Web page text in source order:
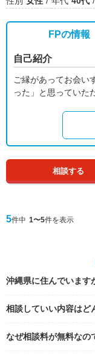
FPの情報
自己紹介
ご縁があってお会い
った」と思っていた
相談する
5件中 1〜5件を表示
沖縄県に住んでいます
相談していい内容はど
なぜ相談料が無料なの